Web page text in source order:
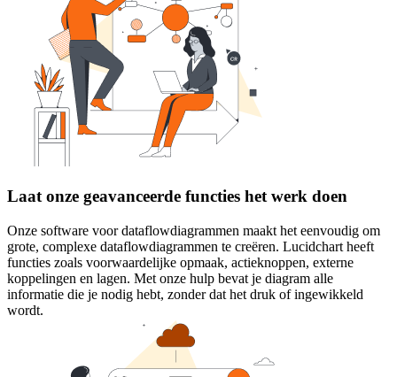
Laat onze geavanceerde functies het werk doen
Onze software voor dataflowdiagrammen maakt het eenvoudig om
grote, complexe dataflowdiagrammen te creëren. Lucidchart heeft
functies zoals voorwaardelijke opmaak, actieknoppen, externe
koppelingen en lagen. Met onze hulp bevat je diagram alle
informatie die je nodig hebt, zonder dat het druk of ingewikkeld
wordt.